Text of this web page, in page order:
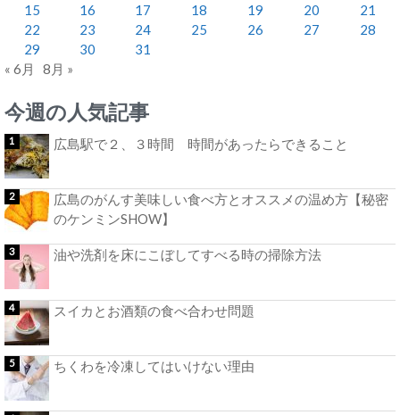
15
16 17 18 19 20
21
22
23 24 25 26 27
28
29
30
31
« 6月
8月 »
今週の人気記事
広島駅で２、３時間 時間があったらできること
広島のがんす美味しい食べ方とオススメの温め方【秘密
のケンミンSHOW】
油や洗剤を床にこぼしてすべる時の掃除方法
スイカとお酒類の食べ合わせ問題
ちくわを冷凍してはいけない理由